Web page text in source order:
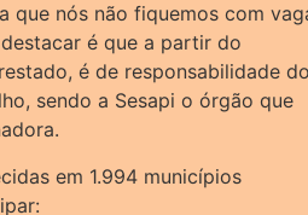
que nós não fiquemos com
é que a partir do
é de responsabilidade do
sendo a Sesapi o órgão que
em 1.994 municípios